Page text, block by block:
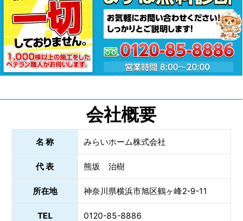
会社概要
名 称 みらいホーム株式会社
代 表 熊坂 治樹
所在地 神奈川県横浜市旭区鶴ヶ峰2-9-11
TEL 0120-85-8886